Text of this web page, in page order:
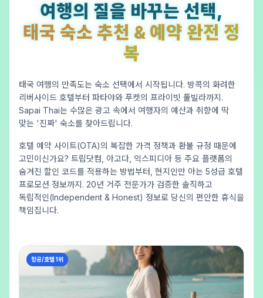
여행의 질을 바꾸는 선택,
태국 숙소 추천 & 예약 완전 정
복
태국 여행의 만족도는 숙소 선택에서 시작됩니다. 방콕의 화려한
리버사이드 호텔부터 파타야와 푸켓의 프라이빗 풀빌라까지.
Sapai Thai는 수많은 광고 속에서 여행자의 예산과 취향에 딱
맞는 '진짜' 숙소를 찾아드립니다.
호텔 예약 사이트(OTA)의 복잡한 가격 정책과 환불 규정 때문에
고민이신가요? 트립닷컴, 아고다, 익스피디아 등 주요 플랫폼의
숨겨진 할인 코드를 적용하는 방법부터, 현지인만 아는 5성급 호텔
프로모션 정보까지. 20년 거주 전문가가 검증한 솔직하고
독립적인(Independent & Honest) 정보로 당신의 편안한 휴식을
책임집니다.
항공/호텔 1위